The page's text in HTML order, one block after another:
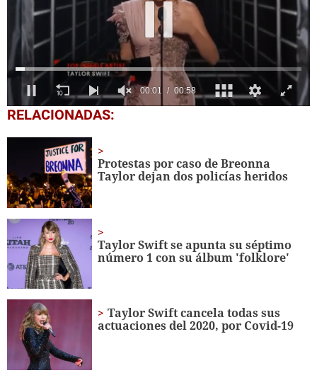
0
seconds
seconds
RELACIONADAS:
Protestas por caso de Breonna
Taylor dejan dos policías heridos
Taylor Swift se apunta su séptimo
número 1 con su álbum 'folklore'
Taylor Swift cancela todas sus
actuaciones del 2020, por Covid-19